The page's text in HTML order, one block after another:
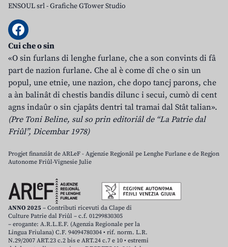
ENSOUL srl-Grafiche GTower Studio
Cui che o sin
«O sin furlans di lenghe furlane, che a son convints di fâ
part de nazion furlane. Che al è come dî che o sin un
popul, une etnie, une nazion, che dopo tancj parons, che
a àn balinât di chestis bandis dilunc i secui, cumò di cent
agns indaûr o sin cjapâts dentri tal tramai dal Stât talian».
(Pre Toni Beline, sul so prin editoriâl de “La Patrie dal
Friûl”, Dicembar 1978)
Progjet finanziât de ARLeF - Agjenzie Regjonâl pe Lenghe Furlane e de Regjon
Autonome Friûl-Vignesie Julie
ANNO 2025 – Contributi ricevuti da Clape di
Culture Patrie dal Friûl – c.f. 01299830305
– erogante: A.R.L.E.F. (Agenzia Regionale per la
Lingua Friulana) C.F. 94094780304 • rif. norm. L.R.
N.29/2007 ART.23 c.2 bis e ART.24 c.7 e 10 • estremi